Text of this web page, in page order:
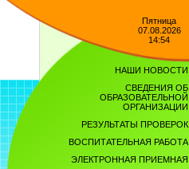
Пятница
07.08.2026
14:54
НАШИ НОВОСТИ
СВЕДЕНИЯ ОБ
ОБРАЗОВАТЕЛЬНОЙ
ОРГАНИЗАЦИИ
РЕЗУЛЬТАТЫ ПРОВЕРОК
ВОСПИТАТЕЛЬНАЯ РАБОТА
ЭЛЕКТРОННАЯ ПРИЕМНАЯ